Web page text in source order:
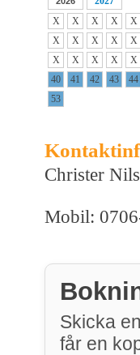
X
X X X X
X
X X X X
X
X X X X
40
41 42 43 44
53
Christer
Mobil:
Skicka
får en